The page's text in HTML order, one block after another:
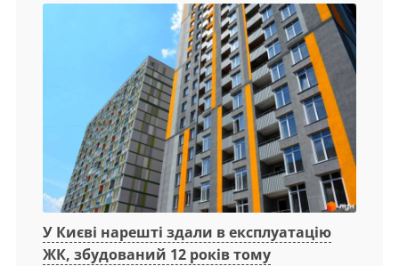
У Києві нарешті здали в експлуатацію
ЖК, збудований 12 років тому